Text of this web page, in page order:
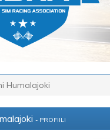
Humalajoki
- PROFIILI